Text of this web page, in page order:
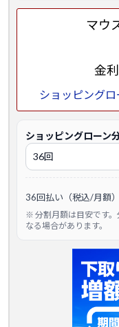
マウ
金
ショッピング
ショッピングローン
36回払い（税込/月額）
※ 分割月額は目安です
なる場合があります。